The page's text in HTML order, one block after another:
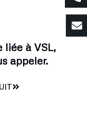
liée à VSL,
appeler.